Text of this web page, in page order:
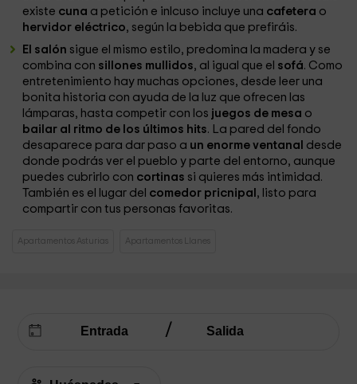
existe cuna a petición e inlcuso incluye una cafetera o
hervidor eléctrico, según la bebida que prefiráis.
El salón sigue el mismo estilo, predomina la madera y se
combina con sillones mullidos, al igual que el sofá. Como
entretenimiento hay muchas opciones, desde leer una
bonita historia con ayuda de la luz que ofrecen las
lámparas, hasta competir con los juegos de mesa o
bailar al ritmo de los últimos hits. La pared del fondo
desaparece para dar paso a un enorme ventanal desde
donde podrás ver el pueblo y parte del entorno, aunque
puedes cubrirlo con cortinas si quieres más intimidad.
También es el lugar del comedor pricnipal , listo para
compartir con tus personas favoritas.
Apartamentos Asturias Apartamentos Llanes